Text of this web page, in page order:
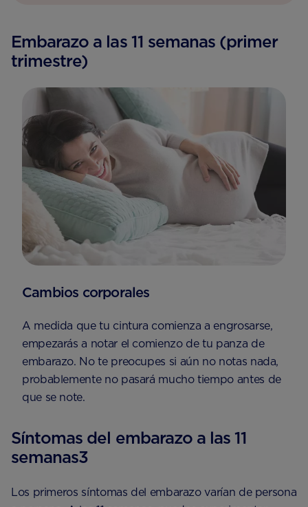
Embarazo a las 11 semanas (primer
trimestre)
Cambios corporales
A medida que tu cintura comienza a engrosarse,
empezarás a notar el comienzo de tu panza de
embarazo. No te preocupes si aún no notas nada,
probablemente no pasará mucho tiempo antes de
que se note.
Síntomas del embarazo a las 11
semanas3
Los primeros síntomas del embarazo varían de persona